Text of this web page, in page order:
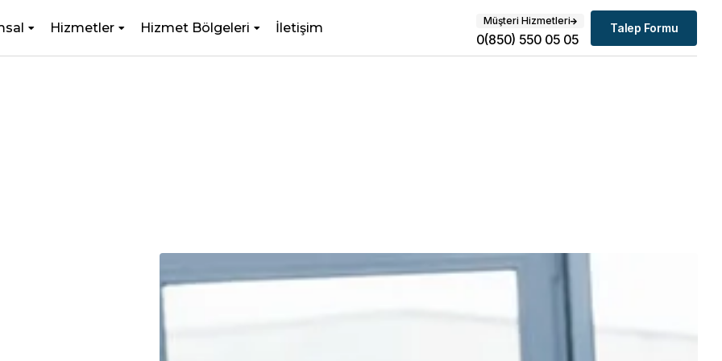
Hizmetler Hizmet Bölgeleri İletişim Müşteri Hizmetleri
0(850) 550 05 05
Talep Formu